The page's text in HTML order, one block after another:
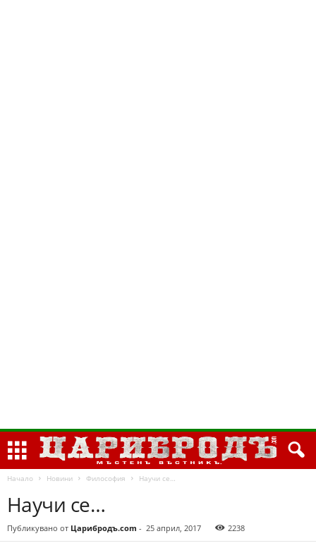
Начало Новини Философия Научи се…
Научи се…
Публикувано от Царибродъ.com - 25 април, 2017 2238